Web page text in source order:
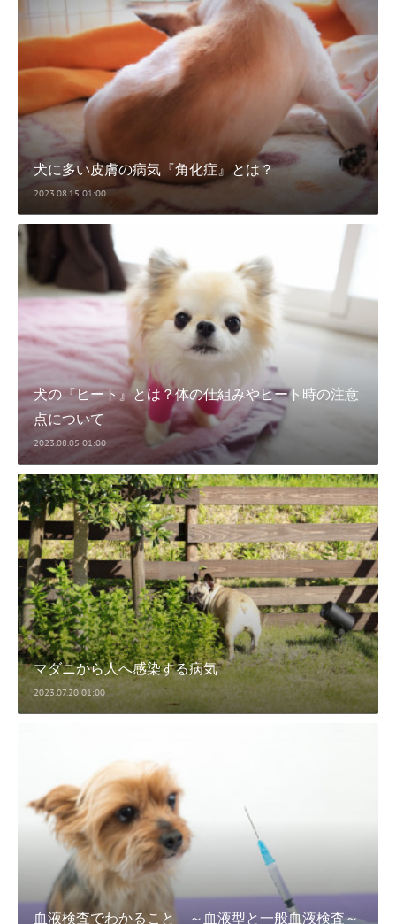
犬に多い皮膚の病気『角化症』とは？
2023.08.15 01:00
犬の『ヒート』とは？体の仕組みやヒート時の注意
点について
2023.08.05 01:00
マダニから人へ感染する病気
2023.07.20 01:00
血液検査でわかること ～血液型と一般血液検査～